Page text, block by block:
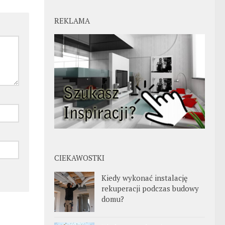
REKLAMA
CIEKAWOSTKI
Kiedy wykonać instalację
rekuperacji podczas budowy
domu?